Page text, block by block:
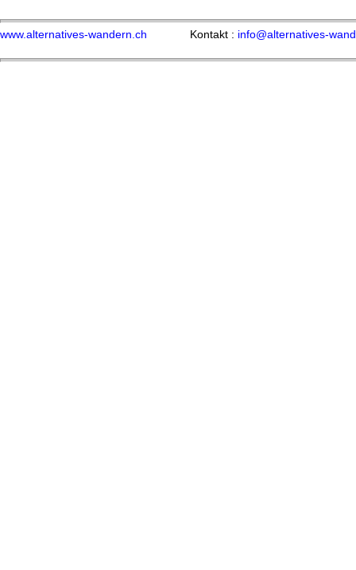
www.alternatives-wandern.ch Kontakt : info@alternatives-